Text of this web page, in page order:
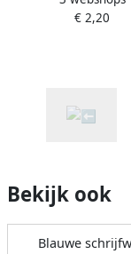
€ 2,20
Bekijk ook
Blauwe